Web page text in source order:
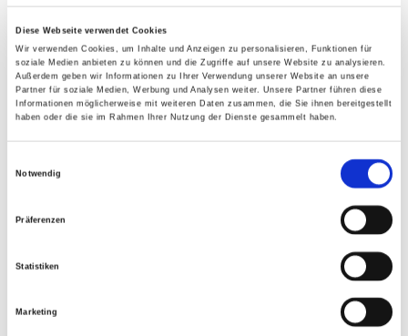
Diese Webseite verwendet Cookies
Wir verwenden Cookies, um Inhalte und Anzeigen zu personalisieren, Funktionen für
soziale Medien anbieten zu können und die Zugriffe auf unsere Website zu analysieren.
Außerdem geben wir Informationen zu Ihrer Verwendung unserer Website an unsere
Partner für soziale Medien, Werbung und Analysen weiter. Unsere Partner führen diese
Informationen möglicherweise mit weiteren Daten zusammen, die Sie ihnen bereitgestellt
haben oder die sie im Rahmen Ihrer Nutzung der Dienste gesammelt haben.
Notwendig
Präferenzen
Statistiken
Marketing
mittlerweile zu niedrig. Tageslicht sei jedoch
„essenziell für die Gesundheit der Menschen”. Mit
durchschnittlich zehn bis 12,5 Prozent
Fensteranteil im Vergleich zur Grundfläche
rangiert Deutschland gemäß einer Untersuchung
des BPIE (Building Performance Institute Europe)
im europäischen Vergleich im unteren Bereich. In
Frankreich oder England werden mindestens 20
Prozent verlangt. Die Studie gelangt daher zu der
Empfehlung, „die vorgeschriebene Fensterfläche